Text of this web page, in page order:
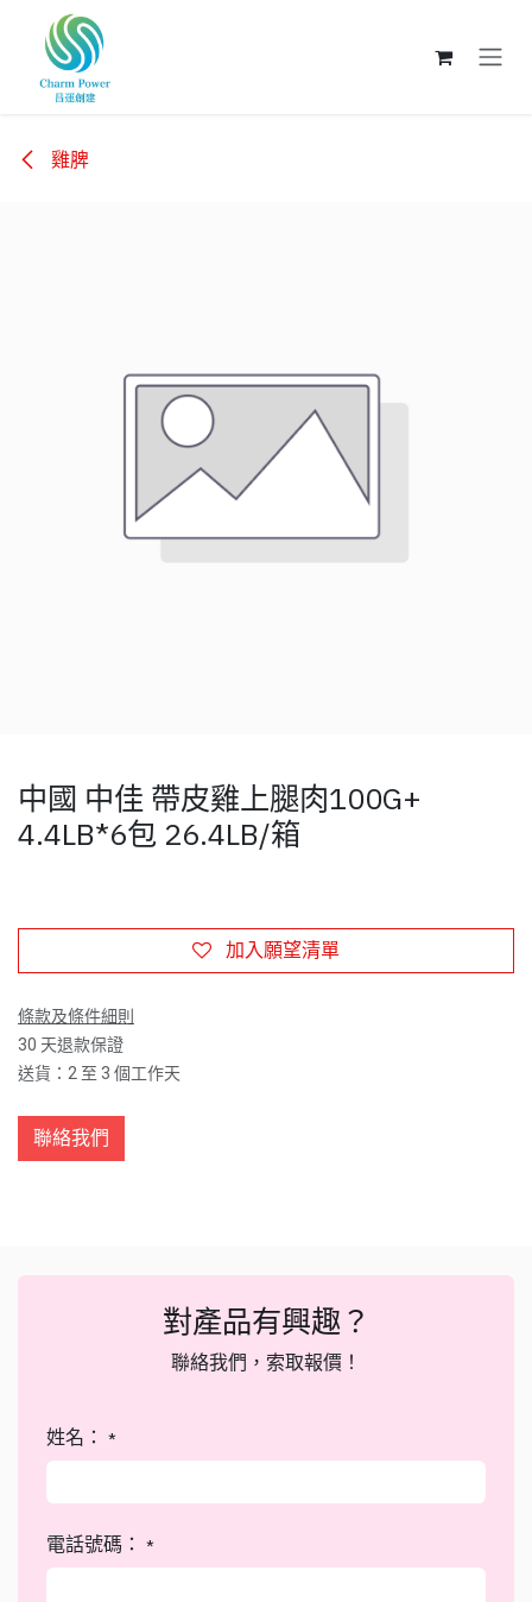
跳至內容
雞脾
中國 中佳 帶皮雞上腿肉100G+
4.4LB*6包 26.4LB/箱
加入願望清單
條款及條件細則
30 天退款保證
送貨：2 至 3 個工作天
聯絡我們
對產品有興趣？
聯絡我們，索取報價！
姓名： *
電話號碼： *